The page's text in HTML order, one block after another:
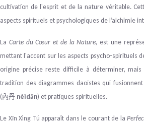
cultivation de l'esprit et de la nature véritable.
aspects spirituels et psychologiques de l’alchimie
La Carte du Cœur et de la Nature, est une
mettant l'accent sur les aspects psycho-spirituels
origine précise reste difficile à déterminer,
tradition des diagrammes daoïstes qui fusionnent
(內丹 nèidān) et pratiques spirituelles.
Le Xīn Xìng Tú apparaît dans le courant de la